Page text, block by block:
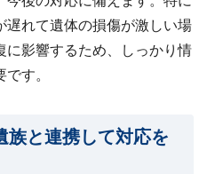
遅れて遺体の損傷が激しい場
に影響するため、しっかり情
す。
族と連携して対応を